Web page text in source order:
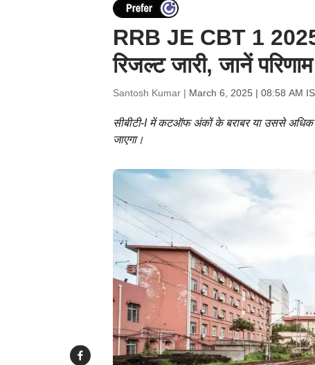
RRB JE CBT 1
रिजल्ट जारी, जानें
Santosh Kumar | March 6, 2025 | 08:58 AM
सीबीटी-I में कटऑफ अंकों के बराबर या उससे अधिक
जाएगा।